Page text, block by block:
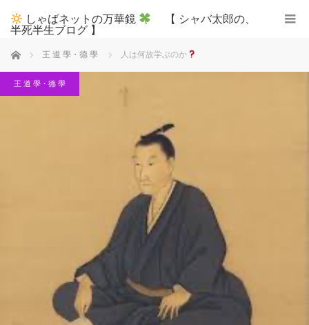
しゃばネットの万華鏡
【 シャバ太郎の、
半死半生ブログ 】
ホーム 王 道 學・德 學 人は何故学ぶのか
王 道 學・德 學